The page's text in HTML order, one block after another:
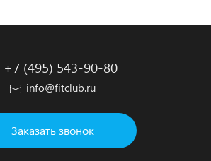
+7 (495) 543-90-80
info@fitclub.ru
Заказать звонок